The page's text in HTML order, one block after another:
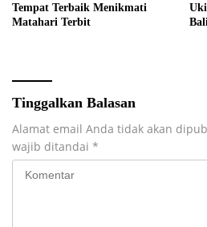
Tempat Terbaik Menikmati
Matahari Terbit
Bali
Tinggalkan Balasan
Alamat email Anda tidak akan
wajib ditandai *